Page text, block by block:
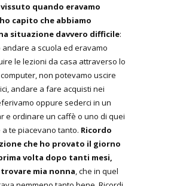
quando eravamo
capito che abbiamo
situazione davvero difficile:
a scuola ed eravamo
le lezioni da casa attraverso lo
non potevamo uscire
andare a fare acquisti nei
oppure sederci in un
e ordinare un caffè o uno di quei
a te piacevano tanto. Ricordo
che ho provato il giorno
volta dopo tanti mesi,
mia nonna , che in quel